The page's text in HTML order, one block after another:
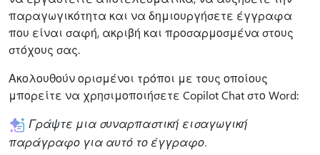
παραγωγικότητα και να δημιουργήσετε έγγραφα
που είναι σαφή, ακριβή και προσαρμοσμένα στους
στόχους σας.
Ακολουθούν ορισμένοι τρόποι με τους οποίους
μπορείτε να χρησιμοποιήσετε Copilot Chat στο Word:
Γράψτε μια συναρπαστική εισαγωγική
παράγραφο για αυτό το έγγραφο.